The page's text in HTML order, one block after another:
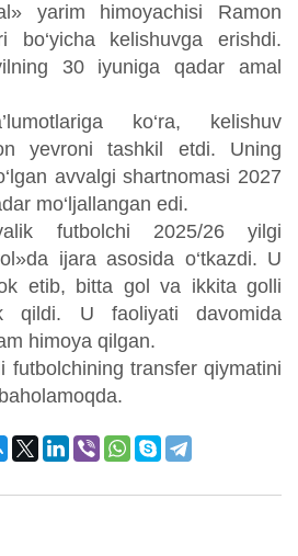
yarim himoyachisi Ramon
bo‘yicha kelishuvga erishdi.
30 iyuniga qadar amal
ko‘ra, kelishuv
yevroni tashkil etdi. Uning
avvalgi shartnomasi 2027
mo‘ljallangan edi.
futbolchi 2025/26 yilgi
ijara asosida o‘tkazdi. U
etib, bitta gol va ikkita golli
qildi. U faoliyati davomida
himoya qilgan.
futbolchining transfer qiymatini